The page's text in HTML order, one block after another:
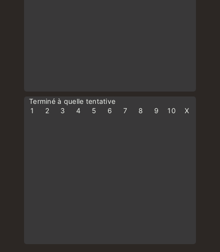
Terminé à quelle tentative
1
2 3 4 5 6 7 8 9 10 X